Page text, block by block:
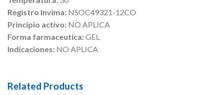
Registro Invima: NSOC49321-12CO
Principio activo: NO APLICA
Forma farmaceutica:GEL
Indicaciones: NO APLICA
Related Products